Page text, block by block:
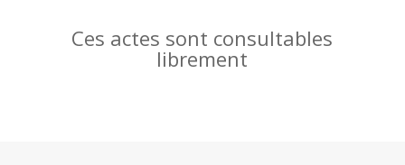
Ces actes sont consultables
librement